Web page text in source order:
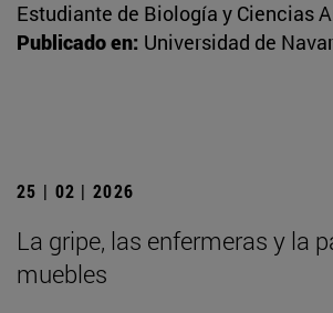
Estudiante de Biología y Ciencias
Publicado en: Universidad de
25 | 02 | 2026
La gripe, las enfermeras y la
muebles